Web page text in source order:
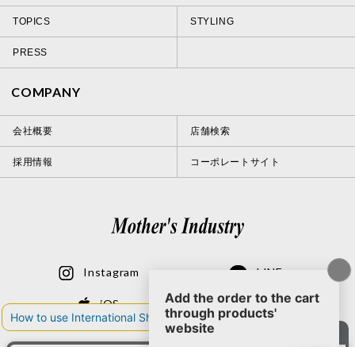
TOPICS STYLING
PRESS
COMPANY
会社概要 店舗検索
採用情報 コーポレートサイト
Instagram LINE
iOS Android